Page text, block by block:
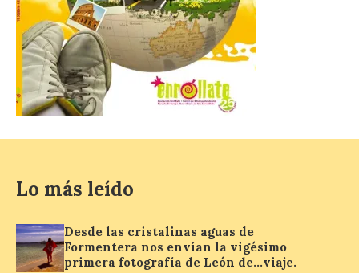
CIUDEN acoge un nuevo
gran proyecto expositivo
que conecta la obra de
Eduardo Chillida con el
patrimonio industrial
La Térmica Cultural
enero de 2027 la muestra
‘Eduardo Chillida. Pensar
con las manos’, formada
por 125 piezas de una de las figuras
Lo más leído
Desde las cristalinas aguas de
Formentera nos envían la vigésimo
primera fotografía de León de…viaje.